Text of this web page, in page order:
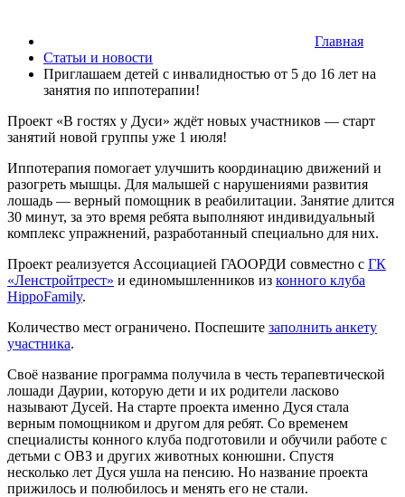
Главная
Статьи и новости
Приглашаем детей с инвалидностью от 5 до 16 лет на
занятия по иппотерапии!
Проект «В гостях у Дуси» ждёт новых участников — старт
занятий новой группы уже 1 июля!
Иппотерапия помогает улучшить координацию движений и
разогреть мышцы. Для малышей с нарушениями развития
лошадь — верный помощник в реабилитации. Занятие длится
30 минут, за это время ребята выполняют индивидуальный
комплекс упражнений, разработанный специально для них.
Проект реализуется Ассоциацией ГАООРДИ совместно с ГК
«Ленстройтрест» и единомышленников из конного клуба
HippoFamily.
Количество мест ограничено. Поспешите заполнить анкету
участника.
Своё название программа получила в честь терапевтической
лошади Даурии, которую дети и их родители ласково
называют Дусей. На старте проекта именно Дуся стала
верным помощником и другом для ребят. Со временем
специалисты конного клуба подготовили и обучили работе с
детьми с ОВЗ и других животных конюшни. Спустя
несколько лет Дуся ушла на пенсию. Но название проекта
прижилось и полюбилось и менять его не стали.